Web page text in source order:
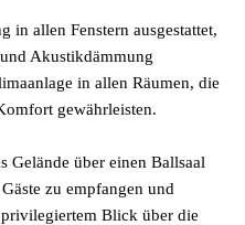
in allen Fenstern ausgestattet,
Akustikdämmung
in allen Räumen, die
gewährleisten.
Gelände über einen Ballsaal
zu empfangen und
Blick über die